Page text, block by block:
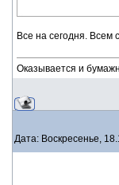
Все на сегодня. Всем
Оказывается и
Дата: Воскресенье,